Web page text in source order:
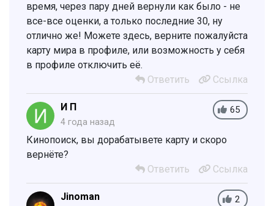
время, через пару дней вернули как было - не
все-все оценки, а только последние 30, ну
отлично же! Можете здесь, верните пожалуйста
карту мира в профиле, или возможность у себя
в профиле отключить её.
Ответить
Ссылка
65
И П
4 года назад
Кинопоиск, вы дорабатывете карту и скоро
вернёте?
Ответить
Ссылка
2
Jinoman